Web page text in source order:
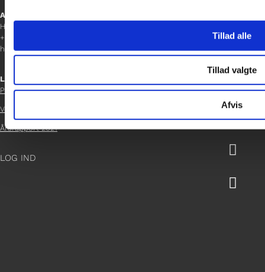
Tillad alle
Tillad valgte
Afvis
Afdelingschef
Helene Teichert
+45 29 37 32 41
helene.t@gladfonden.dk
Links
Persondatapolitik
Vedtægter
Årsrapport 2021
LOG IND



